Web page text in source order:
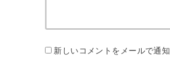
新しいコメントをメールで通知